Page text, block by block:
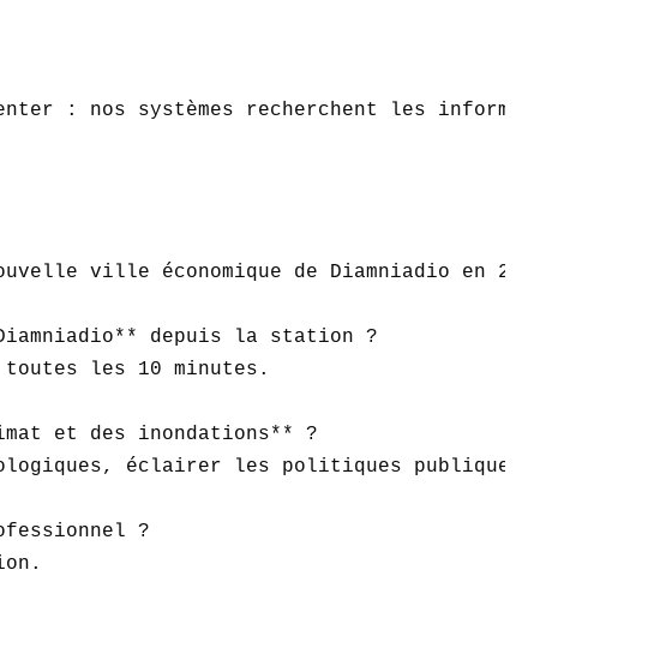
: nos systèmes recherchent les informations en
ville économique de Diamniadio en 20 minutes.
depuis la station ?
les 10 minutes.
et des inondations** ?
éclairer les politiques publiques.
?